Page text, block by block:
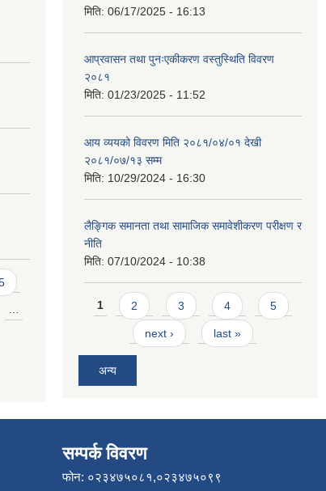
…
मिति: 06/17/2025 - 16:13
आप्रवासन तथा पुनःएकीकरण वस्तुस्थिति विवरण
२०८१
मिति: 01/23/2025 - 11:52
आय व्ययको विवरण मिति २०८१/०४/०१ देखी
२०८१/०७/१३ सम्म
मिति: 10/29/2024 - 16:30
लैङ्गिक समानता तथा सामाजिक समावेशीकरण परीक्षण र
नीति
मिति: 07/10/2024 - 10:38
Pages
1 2 3 4 5
next › last »
अन्य
सम्पर्क विवरण
फोन: ०२३४७५०८१,०२३४७५०९९